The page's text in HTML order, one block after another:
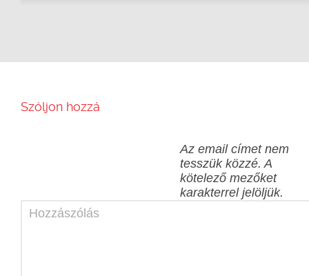
Szóljon hozzá
Az email címet nem
tesszük közzé. A
kötelező mezőket
karakterrel jelöljük.
Hozzászólás